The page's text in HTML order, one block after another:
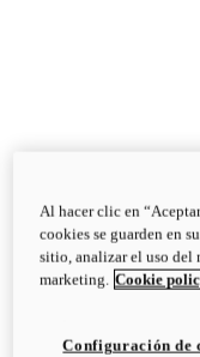
V4
Al hacer clic en
cookies se guarden en
sitio, analizar el uso del
marketing. Cookie
Configuración de